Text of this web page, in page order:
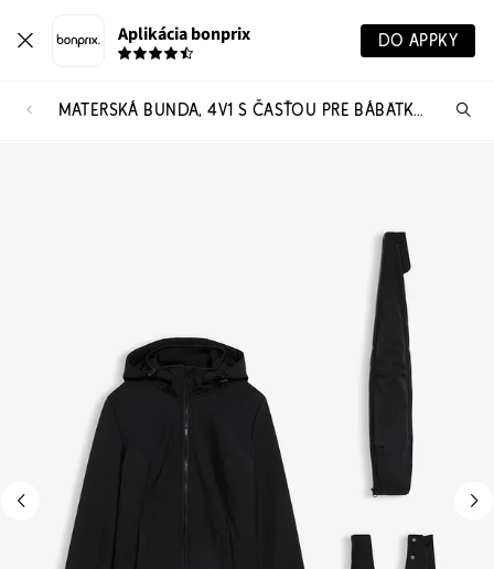
Aplikácia bonprix DO APPKY
MATERSKÁ BUNDA, 4V1 S ČASŤOU PRE BÁBÄTKO NA NOSENIE VPREDU A VZADU